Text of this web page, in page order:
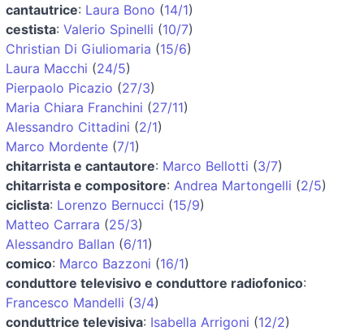
cantautrice: Laura Bono (14/1)
cestista: Valerio Spinelli (10/7)
Christian Di Giuliomaria (15/6)
Laura Macchi (24/5)
Pierpaolo Picazio (27/3)
Maria Chiara Franchini (27/11)
Alessandro Cittadini (2/1)
Marco Mordente (7/1)
chitarrista e cantautore: Marco Bellotti (3/7)
chitarrista e compositore: Andrea Martongelli (2/5)
ciclista: Lorenzo Bernucci (15/9)
Matteo Carrara (25/3)
Alessandro Ballan (6/11)
comico: Marco Bazzoni (16/1)
conduttore televisivo e conduttore radiofonico:
Francesco Mandelli (3/4)
conduttrice televisiva: Isabella Arrigoni (12/2)